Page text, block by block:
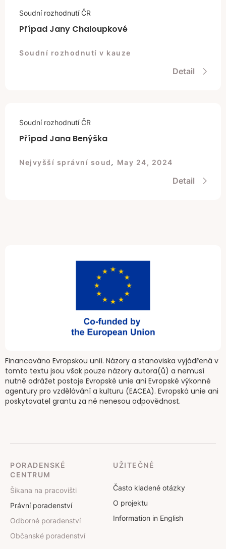
Soudní rozhodnutí ČR
Případ Jany Chaloupkové
Soudní rozhodnutí v kauze
Detail
Soudní rozhodnutí ČR
Případ Jana Benýška
Nejvyšší správní soud, May 24, 2024
Detail
Financováno Evropskou unií. Názory a stanoviska vyjádřená v
tomto textu jsou však pouze názory autora(ů) a nemusí
nutně odrážet postoje Evropské unie ani Evropské výkonné
agentury pro vzdělávání a kulturu (EACEA). Evropská unie ani
poskytovatel grantu za ně nenesou odpovědnost.
PORADENSKÉ
CENTRUM
Šikana na pracovišti
Právní poradenství
Odborné poradenství
Občanské poradenství
UŽITEČNÉ
Často kladené otázky
O projektu
Information in English